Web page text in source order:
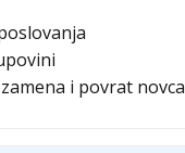
i povrat novca